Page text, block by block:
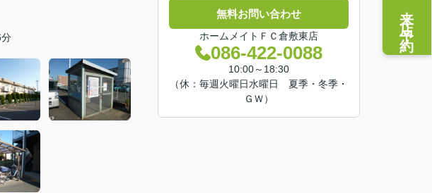
無料お問い合わせ
ホームメイトＦＣ倉敷東店
086-422-0088
10:00～18:30
（休：毎週火曜日水曜日 夏季・冬季・
ＧＷ）
来店予約